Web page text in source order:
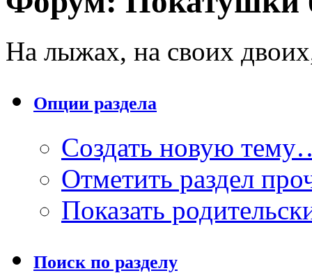
На лыжах, на своих
Опции раздела
Создать новую
Отметить раздел
Показать
Поиск по разделу